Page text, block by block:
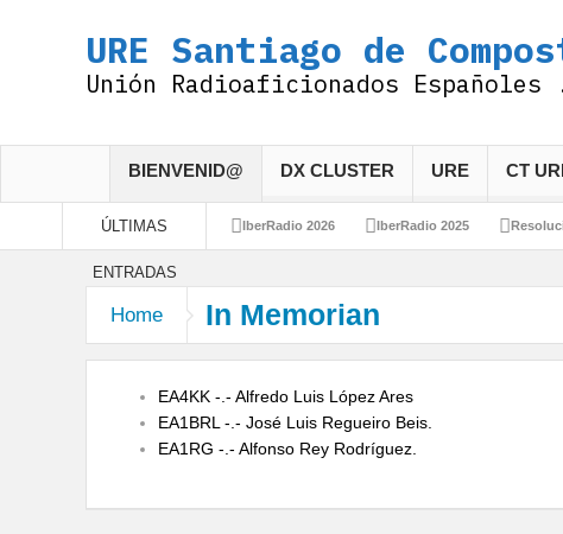
URE Santiago de
Unión Radioaficionados Españoles
BIENVENID@ DX CLUSTER URE CT
ÚLTIMAS
ENTRADAS
IberRadio 2026 IberRadio 2025
75 Aniversario URE
Home In Memorian
EA4KK -.- Alfredo Luis López Ares
EA1BRL -.- José Luis Regueiro Beis.
EA1RG -.- Alfonso Rey Rodríguez.